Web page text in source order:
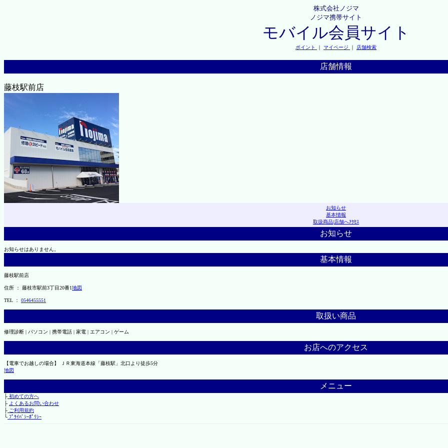
株式会社ノジマ
ノジマ携帯サイト
モバイル会員サイト
ポイント ｜ マイページ ｜ 店舗検索
店舗情報
藤枝駅前店
お知らせ
基本情報
取扱商品|店舗へｱｸｾｽ
お知らせ
お知らせはありません。
基本情報
藤枝駅前店
住所 ： 藤枝市駅前3丁目20番1地図
TEL ： 0546455551
取扱い商品
修理診断 | パソコン | 携帯電話 | 家電 | エアコン | ゲーム
お店へのアクセス
【電車でお越しの場合】 ＪＲ東海道本線「藤枝駅」北口より徒歩5分
地図
メニュー
├初めての方へ
├ よくあるお問い合わせ
├ご利用規約
└ﾌﾟﾗｲﾊﾞｼｰﾎﾟﾘｼｰ